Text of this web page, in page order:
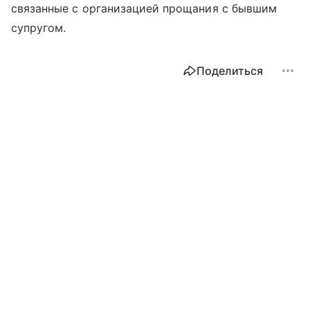
связанные с организацией прощания с бывшим
супругом.
Поделиться